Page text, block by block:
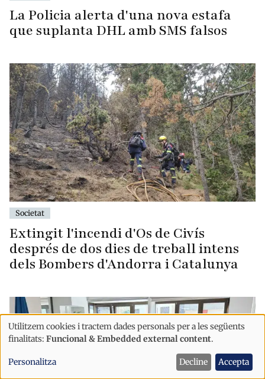
La Policia alerta d'una nova estafa
que suplanta DHL amb SMS falsos
Societat
Extingit l'incendi d'Os de Civís
després de dos dies de treball intens
dels Bombers d'Andorra i Catalunya
Ús
de
dades
Utilitzem cookies i tractem dades personals per a les següents
finalitats: Funcional & Embedded external content.
Personalitza Decline Accepta